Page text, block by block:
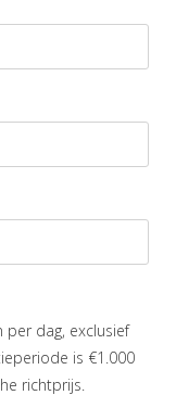
dag, exclusief
is €1.000
richtprijs.